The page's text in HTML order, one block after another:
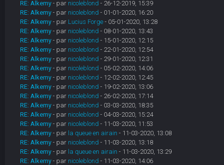
RE: Alkemy - par nicoleblond - 26-12-2019, 15:39
RE: Alkemy - par nicoleblond - 01-01-2020, 16:20
RE: Alkemy - par Lucius Forge- 05-01-2020, 13:28
RE: Alkemy - par nicoleblond - 08-01-2020, 13:43
RE: Alkemy - par nicoleblond - 15-01-2020, 12:15
RE: Alkemy - par nicoleblond - 22-01-2020, 12:54
RE: Alkemy - par nicoleblond - 29-01-2020, 12:31
RE: Alkemy - par nicoleblond - 05-02-2020, 14:06
RE: Alkemy - par nicoleblond - 12-02-2020, 12:45
RE: Alkemy - par nicoleblond - 19-02-2020, 13:06
RE: Alkemy - par nicoleblond - 26-02-2020, 17:14
RE: Alkemy - par nicoleblond - 03-03-2020, 18:35
RE: Alkemy - par nicoleblond - 04-03-2020, 15:24
RE: Alkemy - par nicoleblond - 11-03-2020, 11:53
RE: Alkemy - par la queue en airain - 11-03-2020, 13:08
RE: Alkemy - par nicoleblond - 11-03-2020, 13:18
RE: Alkemy - par la queue en airain - 11-03-2020, 13:29
RE: Alkemy - par nicoleblond - 11-03-2020, 14:06